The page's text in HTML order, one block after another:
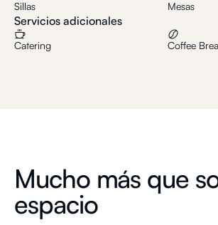
Sillas Mesas
Servicios adicionales
Catering Coffee
Mucho más que
espacio